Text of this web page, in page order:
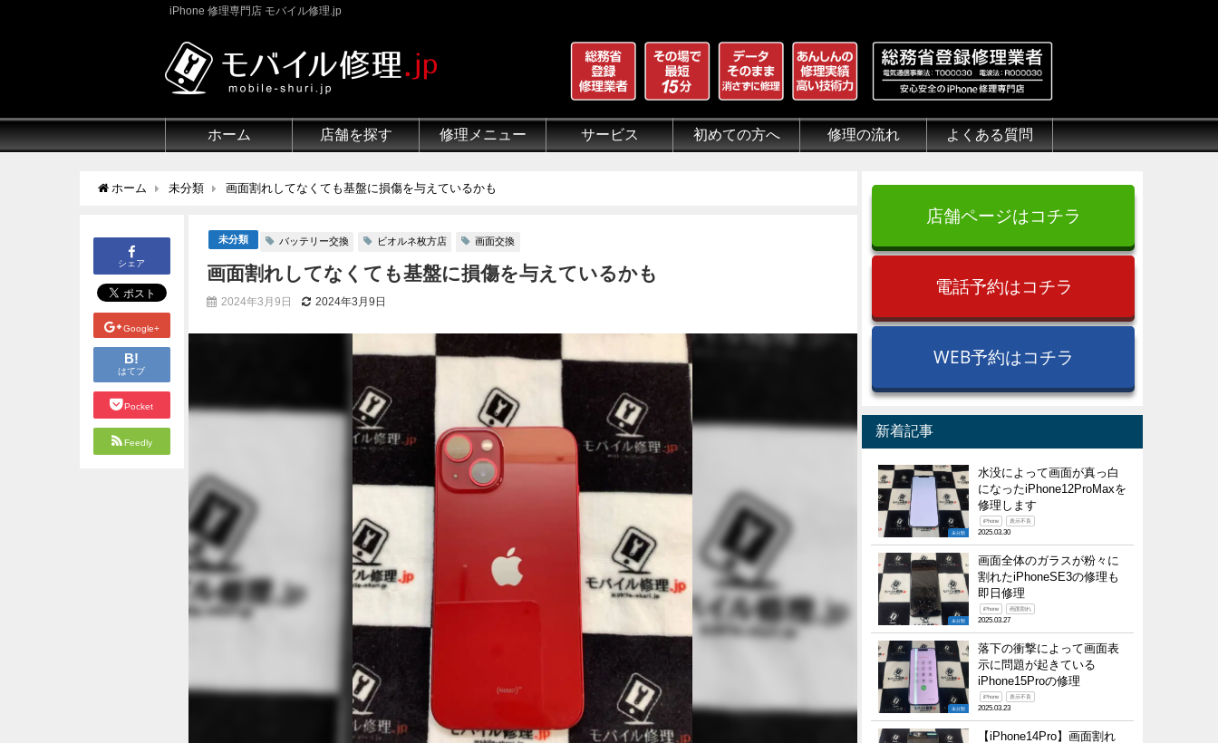
iPhone 修理専門店 モバイル修理.jp
ホーム 店舗を探す 修理メニュー サービス 初めての方へ 修理の流れ よくある質問
ホーム 未分類 画面割れしてなくても基盤に損傷を与えているかも
シェア
Google+
B!
はてブ
Pocket
Feedly
未分類 バッテリー交換 ビオルネ枚方店 画面交換
画面割れしてなくても基盤に損傷を与えているかも
2024年3月9日 2024年3月9日
店舗ページはコチラ
電話予約はコチラ
WEB予約はコチラ
新着記事
未分類
水没によって画面が真っ白
になったiPhone12ProMaxを
修理します
iPhone 表示不良
2025.03.30
未分類
画面全体のガラスが粉々に
割れたiPhoneSE3の修理も
即日修理
iPhone 画面割れ
2025.03.27
未分類
落下の衝撃によって画面表
示に問題が起きている
iPhone15Proの修理
iPhone 表示不良
2025.03.23
【iPhone14Pro】画面割れ